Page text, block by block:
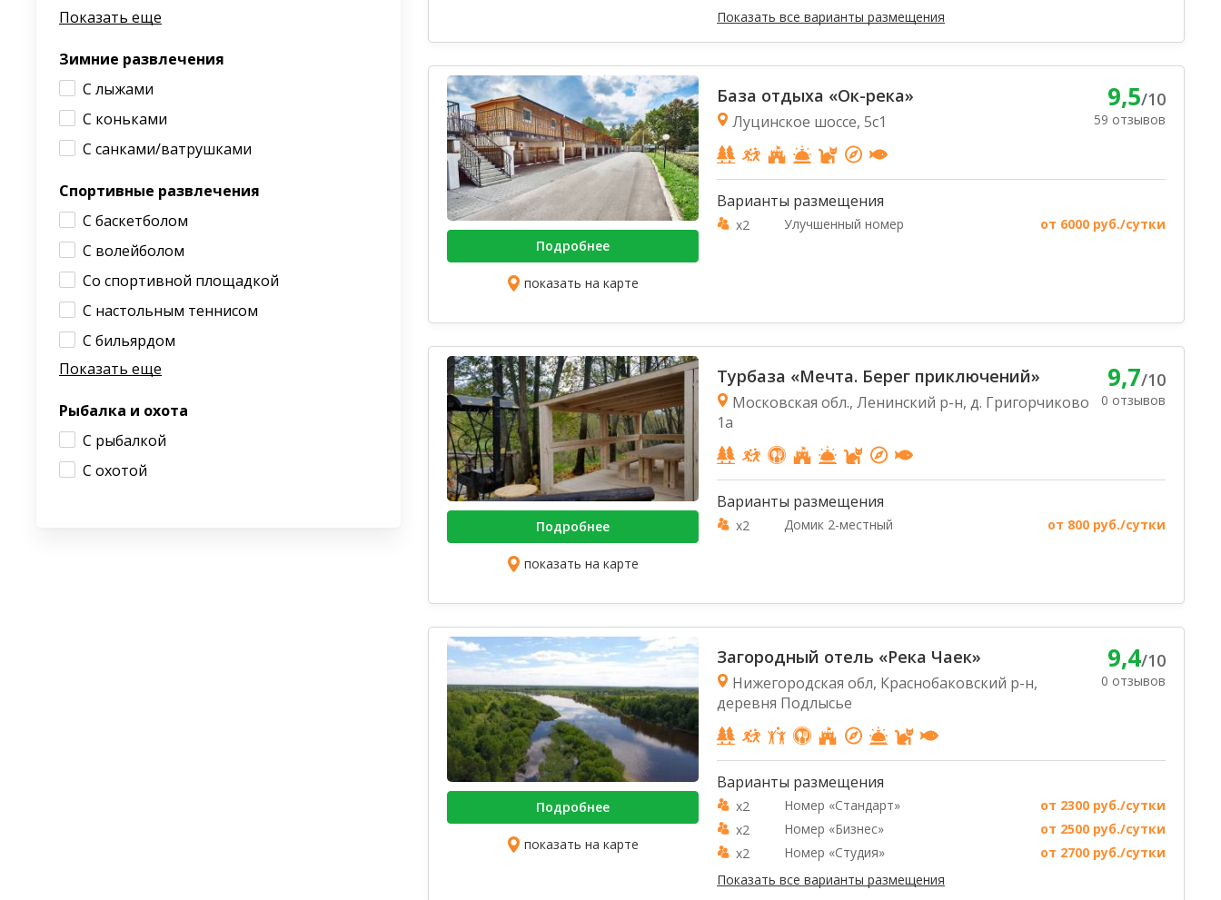
Показать еще
Зимние развлечения
С лыжами
С коньками
С санками/ватрушками
Спортивные развлечения
С баскетболом
С волейболом
Со спортивной площадкой
С настольным теннисом
С бильярдом
Показать еще
Рыбалка и охота
С рыбалкой
С охотой
Показать все варианты размещения
Подробнее
показать на карте
База отдыха «Ок-река»
Луцинское шоссе, 5с1
9,5/10
59 отзывов
Варианты размещения
x2 Улучшенный номер от 6000 руб./сутки
Подробнее
показать на карте
Турбаза «Мечта. Берег приключений»
Московская обл., Ленинский р-н, д. Григорчиково
1а
9,7/10
0 отзывов
Варианты размещения
x2 Домик 2-местный от 800 руб./сутки
Подробнее
показать на карте
Загородный отель «Река Чаек»
Нижегородская обл, Краснобаковский р-н,
деревня Подлысье
9,4/10
0 отзывов
Варианты размещения
x2 Номер «Стандарт»
от 2300 руб./сутки
x2
Номер «Бизнес»
от 2500 руб./сутки
x2
Номер «Студия»
от 2700 руб./сутки
Показать все варианты размещения